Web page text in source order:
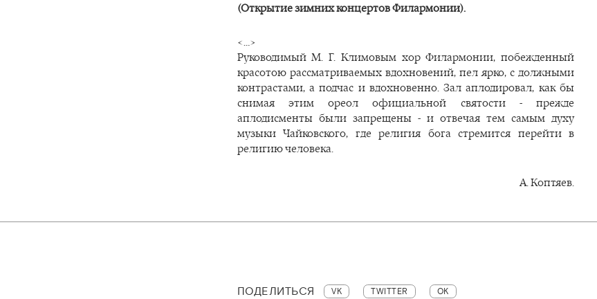
(Открытие зимних концертов Филармонии).
<…>
Руководимый М. Г. Климовым хор Филармонии, побежденный
красотою рассматриваемых вдохновений, пел ярко, с должными
контрастами, а подчас и вдохновенно. Зал аплодировал, как бы
снимая этим ореол официальной святости - прежде
аплодисменты были запрещены - и отвечая тем самым духу
музыки Чайковского, где религия бога стремится перейти в
религию человека.
А. Коптяев.
ПОДЕЛИТЬСЯ VK TWITTER OK